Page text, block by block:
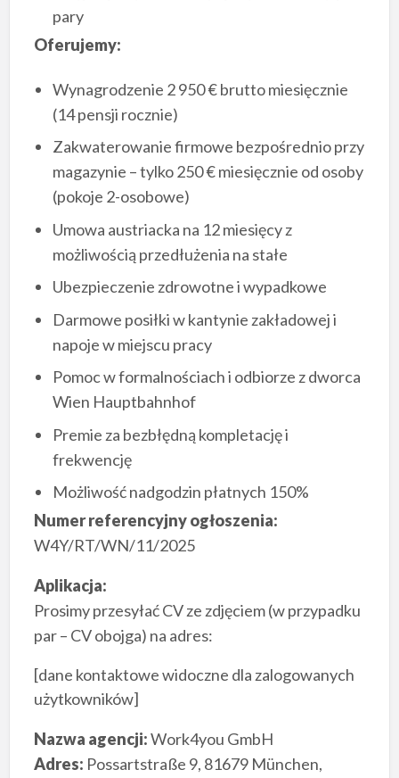
pary
Oferujemy:
Wynagrodzenie 2 950 € brutto miesięcznie
(14 pensji rocznie)
Zakwaterowanie firmowe bezpośrednio przy
magazynie – tylko 250 € miesięcznie od osoby
(pokoje 2-osobowe)
Umowa austriacka na 12 miesięcy z
możliwością przedłużenia na stałe
Ubezpieczenie zdrowotne i wypadkowe
Darmowe posiłki w kantynie zakładowej i
napoje w miejscu pracy
Pomoc w formalnościach i odbiorze z dworca
Wien Hauptbahnhof
Premie za bezbłędną kompletację i
frekwencję
Możliwość nadgodzin płatnych 150%
Numer referencyjny ogłoszenia:
W4Y/RT/WN/11/2025
Aplikacja:
Prosimy przesyłać CV ze zdjęciem (w przypadku
par – CV obojga) na adres:
[dane kontaktowe widoczne dla zalogowanych
użytkowników]
Nazwa agencji:Work4you GmbH
Adres: Possartstraße 9, 81679 München,